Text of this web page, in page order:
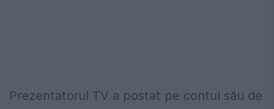
Prezentatorul TV a postat pe contul său de